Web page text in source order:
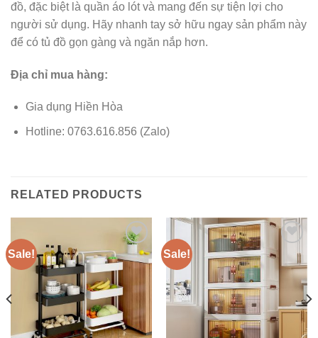
đồ, đặc biệt là quần áo lót và mang đến sự tiện lợi cho
người sử dụng. Hãy nhanh tay sở hữu ngay sản phẩm này
để có tủ đồ gọn gàng và ngăn nắp hơn.
Địa chỉ mua hàng:
Gia dụng Hiền Hòa
Hotline: 0763.616.856 (Zalo)
RELATED PRODUCTS
Sale!
Add to
wishlist
Sale!
Add to
wishlist